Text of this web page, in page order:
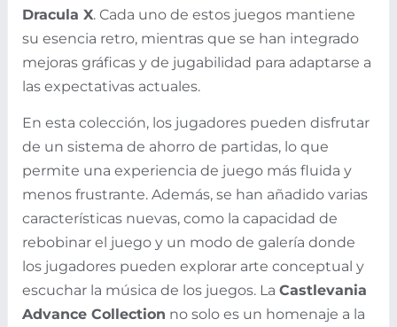
Dracula X. Cada uno de estos juegos mantiene
su esencia retro, mientras que se han integrado
mejoras gráficas y de jugabilidad para adaptarse a
las expectativas actuales.
En esta colección, los jugadores pueden disfrutar
de un sistema de ahorro de partidas, lo que
permite una experiencia de juego más fluida y
menos frustrante. Además, se han añadido varias
características nuevas, como la capacidad de
rebobinar el juego y un modo de galería donde
los jugadores pueden explorar arte conceptual y
escuchar la música de los juegos. La Castlevania
Advance Collection no solo es un homenaje a la